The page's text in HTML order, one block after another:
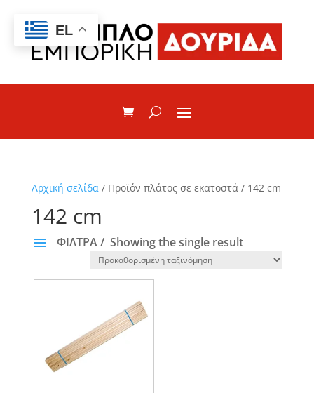
Αρχική σελίδα/ Προϊόν πλάτος σε εκατοστά / 142 cm
142 cm
ΦΙΛΤΡΑ Showing the single result
ΜΕΤΑΛΛΙΚΑ ΚΡΕΒΑΤΙΑ
ΠΡΟΣΦΟΡΕΣ
ΣΤΡΩΜΑΤΑ
EL